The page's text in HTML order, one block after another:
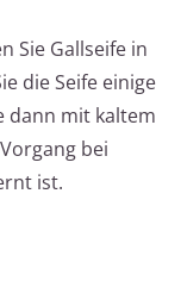
Sie Gallseife in
die Seife einige
dann mit kaltem
bei
ist.